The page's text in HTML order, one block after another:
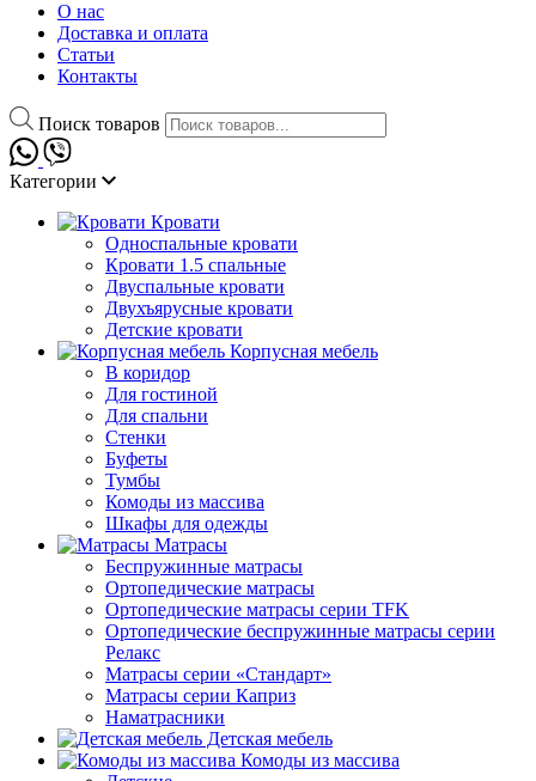
О нас
Доставка и оплата
Статьи
Контакты
Поиск товаров
Категории
Кровати
Односпальные кровати
Кровати 1.5 спальные
Двуспальные кровати
Двухъярусные кровати
Детские кровати
Корпусная мебель
В коридор
Для гостиной
Для спальни
Стенки
Буфеты
Тумбы
Комоды из массива
Шкафы для одежды
Матрасы
Беспружинные матрасы
Ортопедические матрасы
Ортопедические матрасы серии TFK
Ортопедические беспружинные матрасы серии
Релакс
Матрасы серии «Стандарт»
Матрасы серии Каприз
Наматрасники
Детская мебель
Комоды из массива